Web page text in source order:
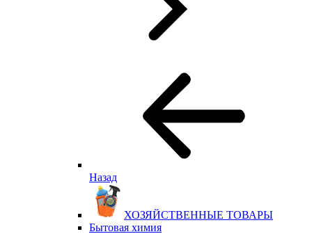
Назад
ХОЗЯЙСТВЕННЫЕ ТОВАРЫ
Бытовая химия